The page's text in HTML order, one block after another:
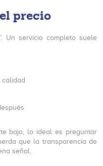
precio
Un servicio completo suele
calidad
bajo, lo ideal es preguntar
que la transparencia de
señal.